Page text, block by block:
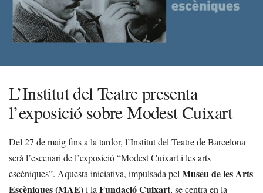
L’Institut del Teatre presenta
l’exposició sobre Modest Cuixart
Del 27 de maig fins a la tardor, l’Institut del Teatre de Barcelona
serà l’escenari de l’exposició “Modest Cuixart i les arts
escèniques”. Aquesta iniciativa, impulsada pel Museu de les Arts
Escèniques (MAE)i la Fundació Cuixart, se centra en la